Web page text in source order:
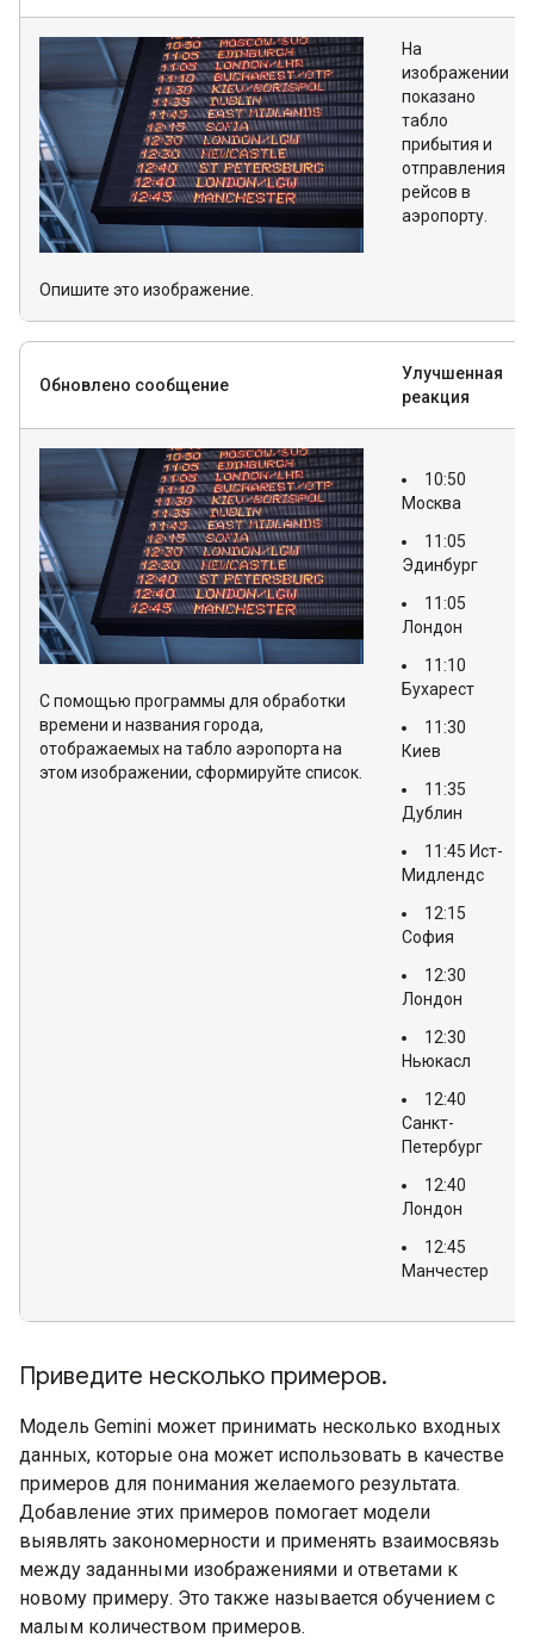
Опишите это изображение.
На
изображении
показано
табло
прибытия и
отправления
рейсов в
аэропорту.
Обновлено сообщение
Улучшенная
реакция
С помощью программы для обработки
времени и названия города,
отображаемых на табло аэропорта на
этом изображении, сформируйте список.
10:50
Москва
11:05
Эдинбург
11:05
Лондон
11:10
Бухарест
11:30
Киев
11:35
Дублин
11:45 Ист-
Мидлендс
12:15
София
12:30
Лондон
12:30
Ньюкасл
12:40
Санкт-
Петербург
12:40
Лондон
12:45
Манчестер
Приведите несколько примеров.
Модель Gemini может принимать несколько входных
данных, которые она может использовать в качестве
примеров для понимания желаемого результата.
Добавление этих примеров помогает модели
выявлять закономерности и применять взаимосвязь
между заданными изображениями и ответами к
новому примеру. Это также называется обучением с
малым количеством примеров.